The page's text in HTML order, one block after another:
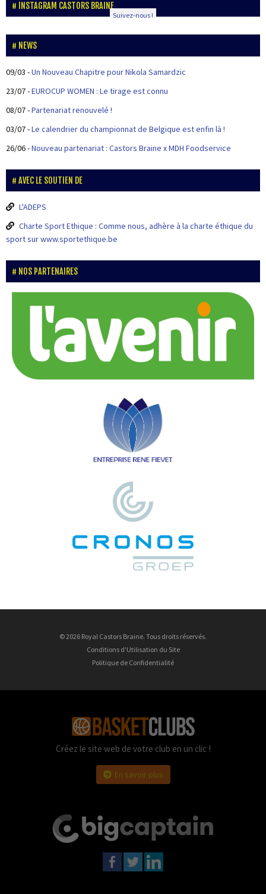
INSTAGRAM CASTORS BRAINE
Suivez-nous !
NEWS
09/03 -Un Nouveau Chapitre pour Nikola Samardzic
23/07-EUROCUP WOMEN : Le tirage est connu
08/07-Partenariat renouvelé !
03/07-Le calendrier du championnat de Belgique est enfin là !
26/06-Nouveau partenariat : Castors Braine x MDH Foodservice
AVEC LE SOUTIEN DE
L'ADEPS
Charte Sport Ethique : Comme nous, adhère à la charte éthique du
sport sur www.sportethique.be
NOS PARTENAIRES
© 2026 Royal Castors Braine. Tous droits réservés.
Conditions d'Utilisation du Site
Politique de Confidentialité
Créez le site web de votre club en un clic !
En savoir plus